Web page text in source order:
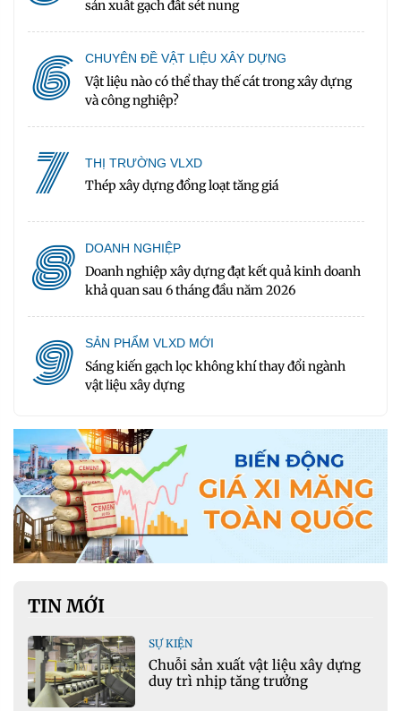
sản xuất gạch đất sét nung
6 CHUYÊN ĐỀ VẬT LIỆU XÂY DỰNG
Vật liệu nào có thể thay thế cát trong xây dựng
và công nghiệp?
7 THỊ TRƯỜNG VLXD
Thép xây dựng đồng loạt tăng giá
8 DOANH NGHIỆP
Doanh nghiệp xây dựng đạt kết quả kinh doanh
khả quan sau 6 tháng đầu năm 2026
9 SẢN PHẨM VLXD MỚI
Sáng kiến gạch lọc không khí thay đổi ngành
vật liệu xây dựng
TIN MỚI
SỰ KIỆN
Chuỗi sản xuất vật liệu xây dựng
duy trì nhịp tăng trưởng